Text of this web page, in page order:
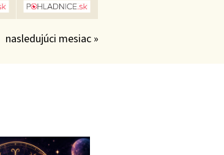
nasledujúci mesiac »